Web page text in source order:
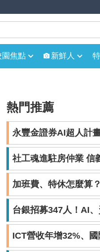
園焦點 新鮮人
熱門推薦
永豐金證券AI超人計